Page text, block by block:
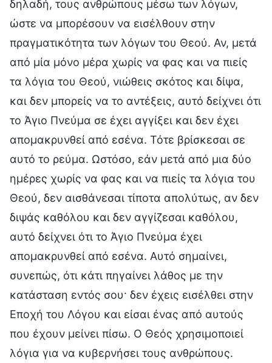
δηλαδή, τους ανθρώπους μέσω των λόγων,
ώστε να μπορέσουν να εισέλθουν στην
πραγματικότητα των λόγων του Θεού. Αν, μετά
από μία μόνο μέρα χωρίς να φας και να πιείς
τα λόγια του Θεού, νιώθεις σκότος και δίψα,
και δεν μπορείς να το αντέξεις, αυτό δείχνει ότι
το Άγιο Πνεύμα σε έχει αγγίξει και δεν έχει
απομακρυνθεί από εσένα. Τότε βρίσκεσαι σε
αυτό το ρεύμα. Ωστόσο, εάν μετά από μια δύο
ημέρες χωρίς να φας και να πιείς τα λόγια του
Θεού, δεν αισθάνεσαι τίποτα απολύτως, αν δεν
διψάς καθόλου και δεν αγγίζεσαι καθόλου,
αυτό δείχνει ότι το Άγιο Πνεύμα έχει
απομακρυνθεί από εσένα. Αυτό σημαίνει,
συνεπώς, ότι κάτι πηγαίνει λάθος με την
κατάσταση εντός σου· δεν έχεις εισέλθει στην
Εποχή του Λόγου και είσαι ένας από αυτούς
που έχουν μείνει πίσω. Ο Θεός χρησιμοποιεί
λόγια για να κυβερνήσει τους ανθρώπους.